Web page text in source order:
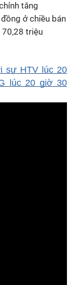
tăng
ở chiều bán
triệu
sự HTV lúc 20
lúc 20 giờ 30